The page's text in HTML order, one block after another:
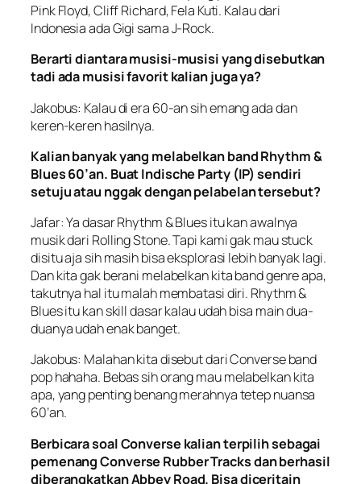
Pink Floyd, Cliff Richard, Fela Kuti. Kalau dari
Indonesia ada Gigi sama J-Rock.
Berarti diantara musisi-musisi yang disebutkan
tadi ada musisi favorit kalian juga ya?
Jakobus: Kalau di era 60-an sih emang ada dan
keren-keren hasilnya.
Kalian banyak yang melabelkan band Rhythm &
Blues 60’an. Buat Indische Party (IP) sendiri
setuju atau nggak dengan pelabelan tersebut?
Jafar: Ya dasar Rhythm & Blues itu kan awalnya
musik dari Rolling Stone. Tapi kami gak mau stuck
disitu aja sih masih bisa eksplorasi lebih banyak lagi.
Dan kita gak berani melabelkan kita band genre apa,
takutnya hal itu malah membatasi diri. Rhythm &
Blues itu kan skill dasar kalau udah bisa main dua-
duanya udah enak banget.
Jakobus: Malahan kita disebut dari Converse band
pop hahaha. Bebas sih orang mau melabelkan kita
apa, yang penting benang merahnya tetep nuansa
60’an.
Berbicara soal Converse kalian terpilih sebagai
pemenang Converse Rubber Tracks dan berhasil
diberangkatkan Abbey Road. Bisa diceritain